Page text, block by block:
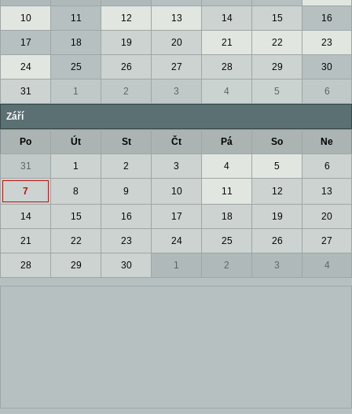
10 11 12 13 14 15 16
17 18 19 20 21 22 23
24 25 26 27 28 29 30
31 1 2 3 4 5 6
Září
Po Út St Čt Pá So Ne
31 1 2 3 4 5 6
7 8 9 10 11 12 13
14 15 16 17 18 19 20
21 22 23 24 25 26 27
28 29 30 1 2 3 4